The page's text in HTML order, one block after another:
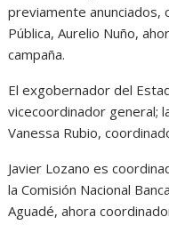
previamente anunciados,
Pública, Aurelio Nuño,
campaña.
El exgobernador del
vicecoordinador general;
Vanessa Rubio,
Javier Lozano es
la Comisión Nacional
Aguadé, ahora